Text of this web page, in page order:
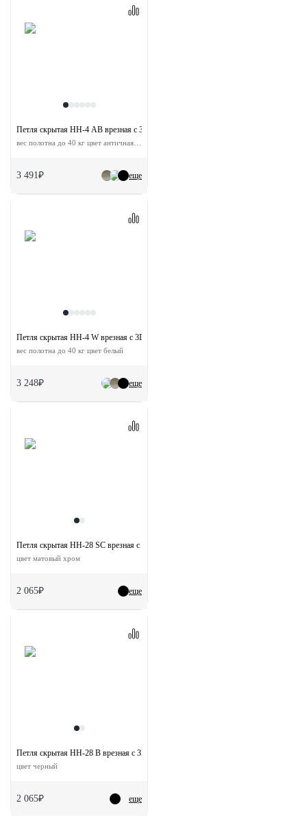
еще
Петля скрытая HH-4 AB врезная с 3D-регулировкой
3 491₽
еще
Петля скрытая HH-4 W врезная с 3D-регулировкой
вес полотна до 40 кг цвет белый
3 248₽
еще
Петля скрытая HH-28 SC врезная с 3D-регулировкой вес полотна до 40 кг
цвет матовый хром
2 065₽
еще
Петля скрытая HH-28 B врезная с 3D-регулировкой вес полотна до 40 кг
цвет черный
2 065₽